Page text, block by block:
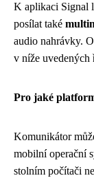
K aplikaci Signal
posílat také
audio nahrávky.
v níže uvedených
Pro jaké
Komunikátor
mobilní operační
stolním počítači